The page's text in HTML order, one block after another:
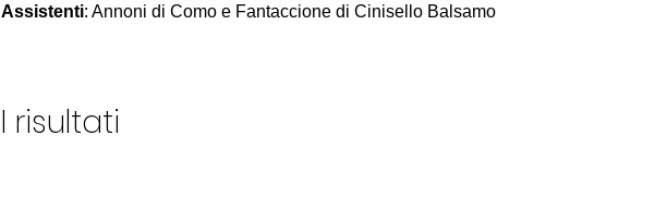
Assistenti: Annoni di Como e Fantaccione di Cinisello Balsamo
I risultati